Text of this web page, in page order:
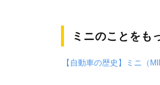
ミニのことをも
【自動車の歴史】ミニ（